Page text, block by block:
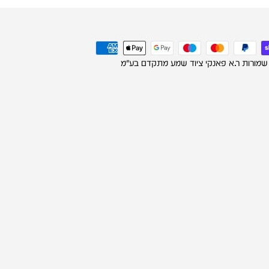
שמורות ר.א פאנקי ציוד שמע מתקדם בע"מ